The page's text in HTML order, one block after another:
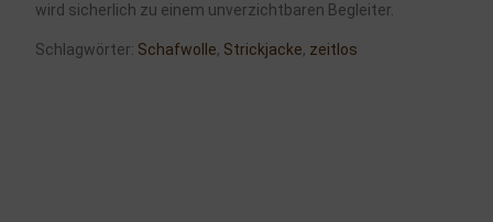
wird sicherlich zu einem unverzichtbaren Begleiter.
Schlagwörter: Schafwolle, Strickjacke, zeitlos